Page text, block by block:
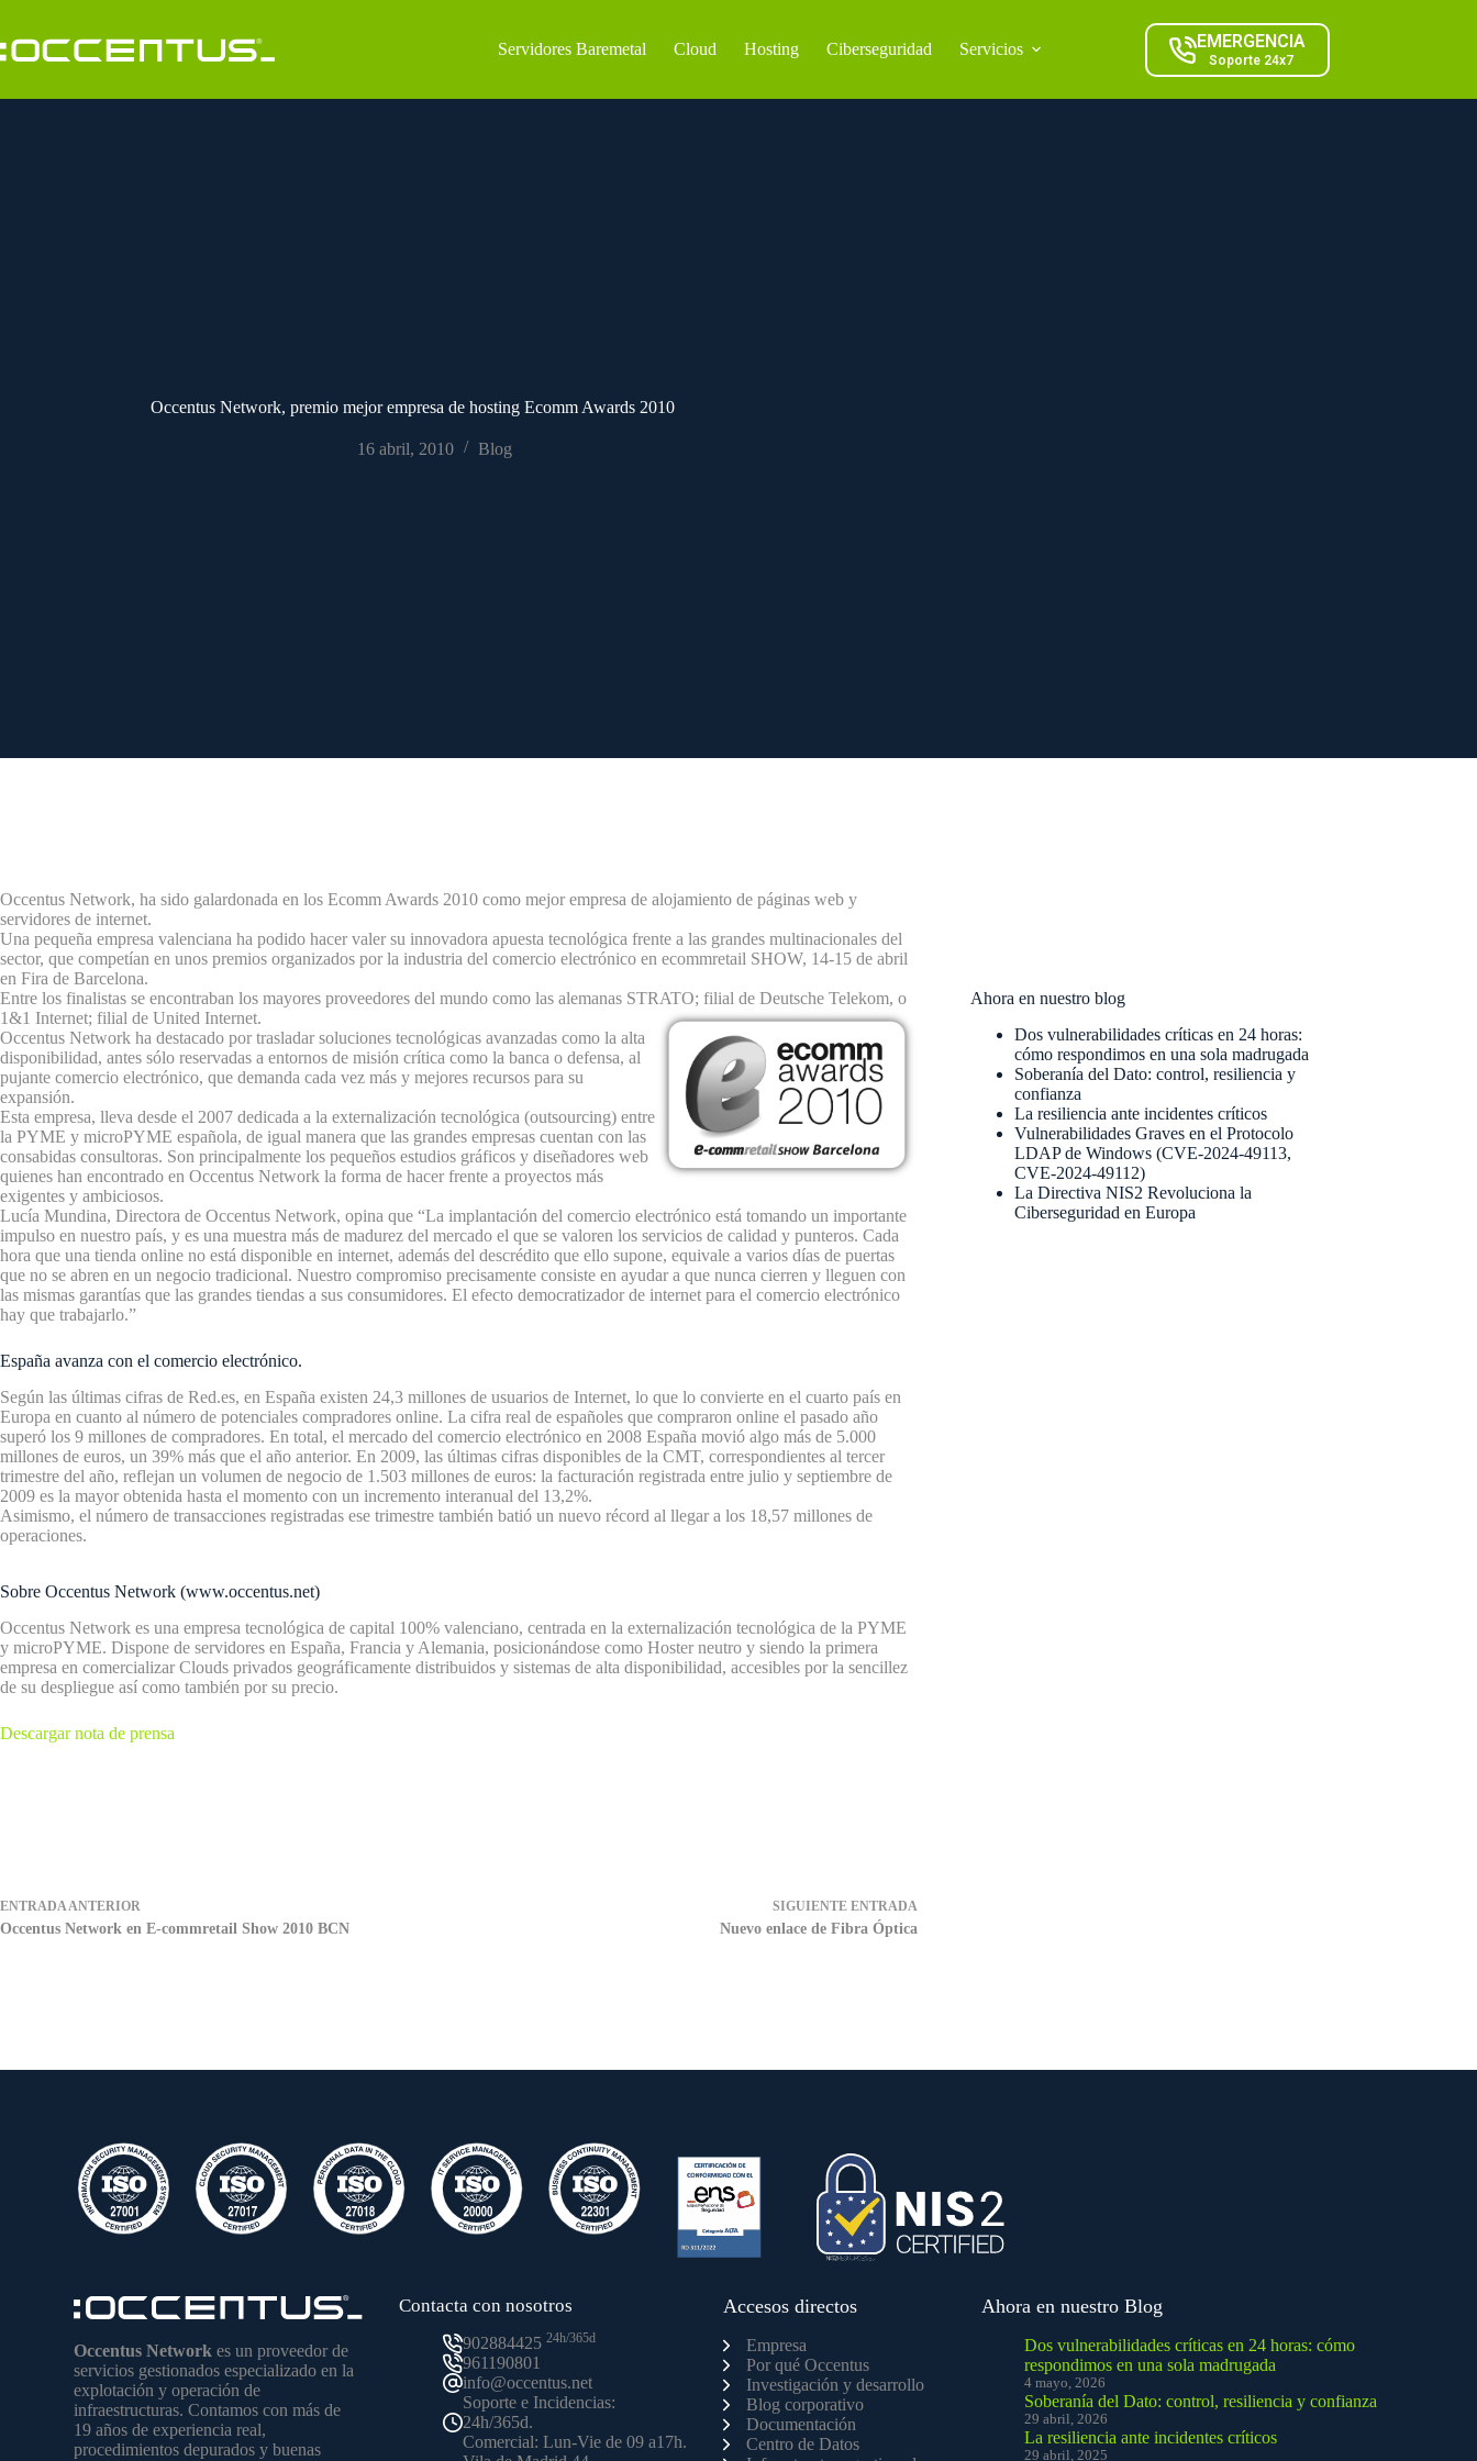
contenido
Servidores Baremetal Cloud Hosting Ciberseguridad Servicios EMERGENCIA
Soporte 24x7
Occentus Network, premio mejor empresa de hosting Ecomm Awards 2010
16 abril, 2010 Blog
Occentus Network, ha sido galardonada en los Ecomm Awards 2010 como mejor empresa de alojamiento de páginas web y
servidores de internet.
Una pequeña empresa valenciana ha podido hacer valer su innovadora apuesta tecnológica frente a las grandes multinacionales del
sector, que competían en unos premios organizados por la industria del comercio electrónico en ecommretail SHOW, 14-15 de abril
en Fira de Barcelona.
Entre los finalistas se encontraban los mayores proveedores del mundo como las alemanas STRATO; filial de Deutsche Telekom, o
1&1 Internet; filial de United Internet.
Occentus Network ha destacado por trasladar soluciones tecnológicas avanzadas como la alta
disponibilidad, antes sólo reservadas a entornos de misión crítica como la banca o defensa, al
pujante comercio electrónico, que demanda cada vez más y mejores recursos para su
expansión.
Esta empresa, lleva desde el 2007 dedicada a la externalización tecnológica (outsourcing) entre
la PYME y microPYME española, de igual manera que las grandes empresas cuentan con las
consabidas consultoras. Son principalmente los pequeños estudios gráficos y diseñadores web
quienes han encontrado en Occentus Network la forma de hacer frente a proyectos más
exigentes y ambiciosos.
Lucía Mundina, Directora de Occentus Network, opina que “La implantación del comercio electrónico está tomando un importante
impulso en nuestro país, y es una muestra más de madurez del mercado el que se valoren los servicios de calidad y punteros. Cada
hora que una tienda online no está disponible en internet, además del descrédito que ello supone, equivale a varios días de puertas
que no se abren en un negocio tradicional. Nuestro compromiso precisamente consiste en ayudar a que nunca cierren y lleguen con
las mismas garantías que las grandes tiendas a sus consumidores. El efecto democratizador de internet para el comercio electrónico
hay que trabajarlo.”
España avanza con el comercio electrónico.
Según las últimas cifras de Red.es, en España existen 24,3 millones de usuarios de Internet, lo que lo convierte en el cuarto país en
Europa en cuanto al número de potenciales compradores online. La cifra real de españoles que compraron online el pasado año
superó los 9 millones de compradores. En total, el mercado del comercio electrónico en 2008 España movió algo más de 5.000
millones de euros, un 39% más que el año anterior. En 2009, las últimas cifras disponibles de la CMT, correspondientes al tercer
trimestre del año, reflejan un volumen de negocio de 1.503 millones de euros: la facturación registrada entre julio y septiembre de
2009 es la mayor obtenida hasta el momento con un incremento interanual del 13,2%.
Asimismo, el número de transacciones registradas ese trimestre también batió un nuevo récord al llegar a los 18,57 millones de
operaciones.
Sobre Occentus Network (www.occentus.net)
Occentus Network es una empresa tecnológica de capital 100% valenciano, centrada en la externalización tecnológica de la PYME
y microPYME. Dispone de servidores en España, Francia y Alemania, posicionándose como Hoster neutro y siendo la primera
empresa en comercializar Clouds privados geográficamente distribuidos y sistemas de alta disponibilidad, accesibles por la sencillez
de su despliegue así como también por su precio.
Descargar nota de prensa
ENTRADA ANTERIOR
Occentus Network en E-commretail Show 2010 BCN
SIGUIENTE ENTRADA
Nuevo enlace de Fibra Óptica
Ahora en nuestro blog
Dos vulnerabilidades críticas en 24 horas:
cómo respondimos en una sola madrugada
Soberanía del Dato: control, resiliencia y
confianza
La resiliencia ante incidentes críticos
Vulnerabilidades Graves en el Protocolo
LDAP de Windows (CVE-2024-49113,
CVE-2024-49112)
La Directiva NIS2 Revoluciona la
Ciberseguridad en Europa
Occentus Network es un proveedor de
servicios gestionados especializado en la
explotación y operación de
infraestructuras. Contamos con más de
19 años de experiencia real,
procedimientos depurados y buenas
Contacta con nosotros
902884425 24h/365d
961190801
info@occentus.net
Soporte e Incidencias:
24h/365d.
Comercial: Lun-Vie de 09 a17h.
Accesos directos
Empresa
Por qué Occentus
Investigación y desarrollo
Blog corporativo
Documentación
Centro de Datos
Ahora en nuestro Blog
Dos vulnerabilidades críticas en 24 horas: cómo
respondimos en una sola madrugada
4 mayo, 2026
Soberanía del Dato: control, resiliencia y confianza
29 abril, 2026
La resiliencia ante incidentes críticos
29 abril, 2025